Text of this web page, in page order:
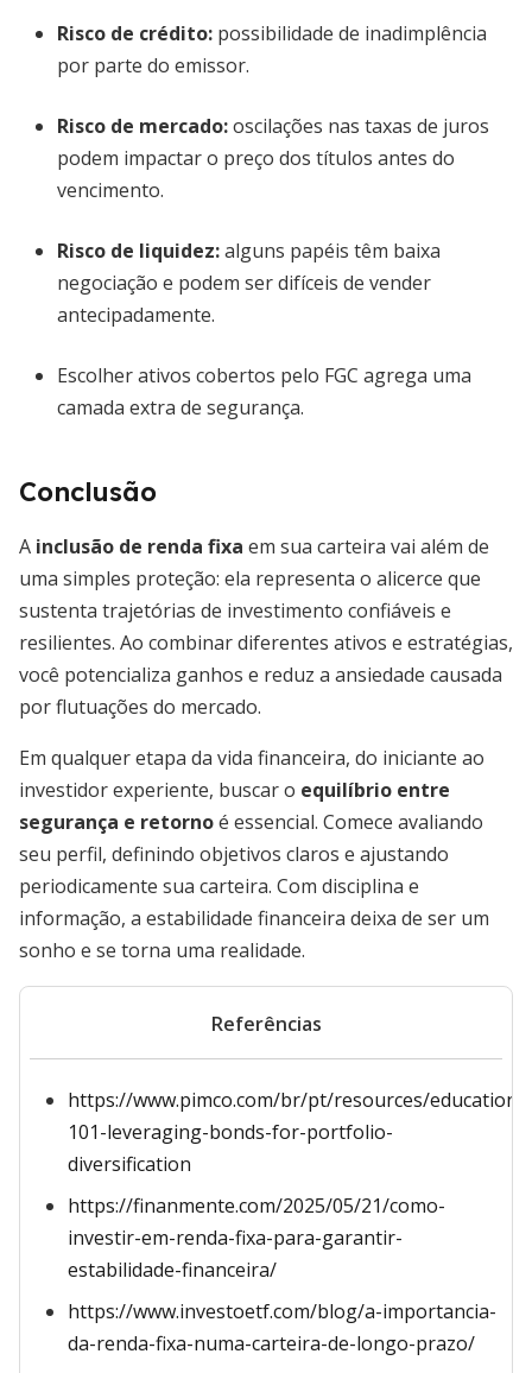
Risco de crédito: possibilidade de inadimplência
por parte do emissor.
Risco de mercado:oscilações nas taxas de juros
podem impactar o preço dos títulos antes do
vencimento.
Risco de liquidez:alguns papéis têm baixa
negociação e podem ser difíceis de vender
antecipadamente.
Escolher ativos cobertos pelo FGC agrega uma
camada extra de segurança.
Conclusão
A inclusão de renda fixa em sua carteira vai além de
uma simples proteção: ela representa o alicerce que
sustenta trajetórias de investimento confiáveis e
resilientes. Ao combinar diferentes ativos e estratégias,
você potencializa ganhos e reduz a ansiedade causada
por flutuações do mercado.
Em qualquer etapa da vida financeira, do iniciante ao
investidor experiente, buscar o equilíbrio entre
segurança e retornoé essencial. Comece avaliando
seu perfil, definindo objetivos claros e ajustando
periodicamente sua carteira. Com disciplina e
informação, a estabilidade financeira deixa de ser um
sonho e se torna uma realidade.
Referências
https://www.pimco.com/br/pt/resources/education/
101-leveraging-bonds-for-portfolio-
diversification
https://finanmente.com/2025/05/21/como-
investir-em-renda-fixa-para-garantir-
estabilidade-financeira/
https://www.investoetf.com/blog/a-importancia-
da-renda-fixa-numa-carteira-de-longo-prazo/